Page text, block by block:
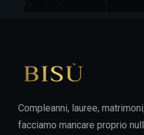
Compleanni, lauree,
facciamo mancare proprio